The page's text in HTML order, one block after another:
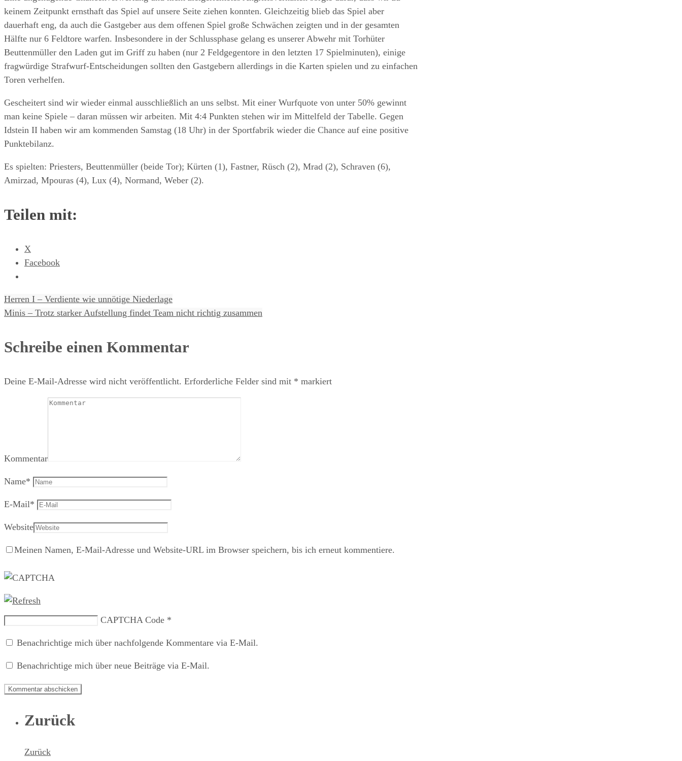
keinem Zeitpunkt ernsthaft das Spiel auf unsere Seite ziehen konnten. Gleichzeitig blieb das Spiel aber
dauerhaft eng, da auch die Gastgeber aus dem offenen Spiel große Schwächen zeigten und in der gesamten
Hälfte nur 6 Feldtore warfen. Insbesondere in der Schlussphase gelang es unserer Abwehr mit Torhüter
Beuttenmüller den Laden gut im Griff zu haben (nur 2 Feldgegentore in den letzten 17 Spielminuten), einige
fragwürdige Strafwurf-Entscheidungen sollten den Gastgebern allerdings in die Karten spielen und zu einfachen
Toren verhelfen.
Gescheitert sind wir wieder einmal ausschließlich an uns selbst. Mit einer Wurfquote von unter 50% gewinnt
man keine Spiele – daran müssen wir arbeiten. Mit 4:4 Punkten stehen wir im Mittelfeld der Tabelle. Gegen
Idstein II haben wir am kommenden Samstag (18 Uhr) in der Sportfabrik wieder die Chance auf eine positive
Punktebilanz.
Es spielten: Priesters, Beuttenmüller (beide Tor); Kürten (1), Fastner, Rüsch (2), Mrad (2), Schraven (6),
Amirzad, Mpouras (4), Lux (4), Normand, Weber (2).
Teilen mit:
X
Facebook
Herren I – Verdiente wie unnötige Niederlage
Minis – Trotz starker Aufstellung findet Team nicht richtig zusammen
Schreibe einen Kommentar
Deine E-Mail-Adresse wird nicht veröffentlicht. Erforderliche Felder sind mit * markiert
Kommentar
Name*
E-Mail*
Website
Meinen Namen, E-Mail-Adresse und Website-URL im Browser speichern, bis ich erneut kommentiere.
CAPTCHA Code *
Benachrichtige mich über nachfolgende Kommentare via E-Mail.
Benachrichtige mich über neue Beiträge via E-Mail.
Zurück
Zurück